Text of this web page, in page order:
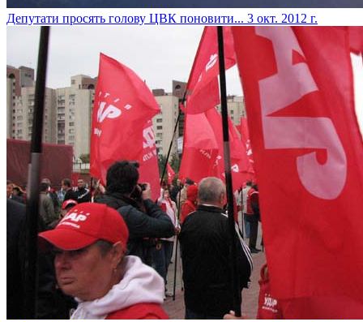
Депутати просять голову ЦВК поновити... 3 окт. 2012 г.